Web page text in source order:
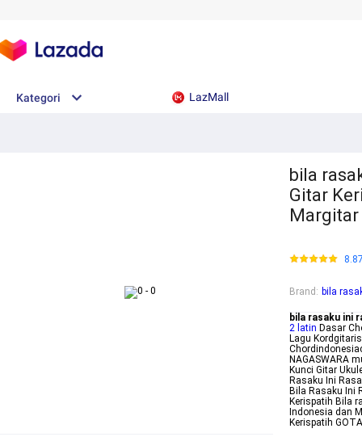
Kategori LazMall
bila
Gitar
Margitar
Brand : bila
bila rasaku ini
2 latin Dasar
Lagu
NAGASWARA
Kunci Gitar
Rasaku Ini
Bila Rasaku Ini
Kerispatih Bila
Indonesia dan
Kerispatih